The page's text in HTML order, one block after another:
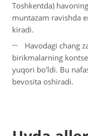
Toshkentda)
muntazam ravishda
kiradi.
Havodagi chang
birikmalarning
yuqori bo'ldi. Bu
bevosita oshiradi.